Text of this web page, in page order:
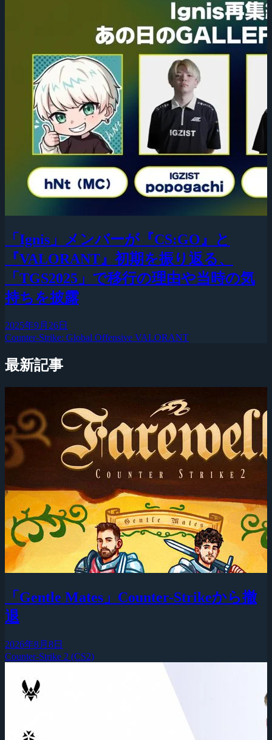
「Ignis」メンバーが『CS:GO』と
『VALORANT』初期を振り返る、
「TGS2025」で移行の理由や当時の気
持ちを披露
2025年9月26日
Counter-Strike: Global Offensive VALORANT
最新記事
「Gentle Mates」Counter-Strikeから撤
退
2026年8月8日
Counter-Strike 2 (CS2)